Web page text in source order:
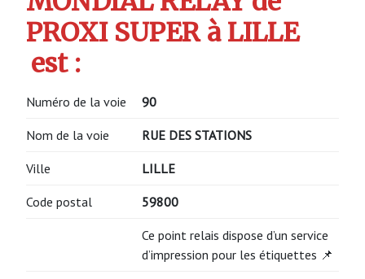
PROXI SUPER à LILLE
est :
Numéro de la voie 90
Nom de la voie RUE DES STATIONS
Ville LILLE
Code postal 59800
Ce point relais dispose d’un service
d’impression pour les étiquettes 📌